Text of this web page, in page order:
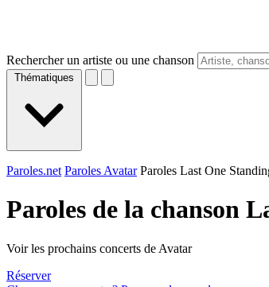
Rechercher un artiste ou une chanson
Thématiques
Paroles.net Paroles Avatar Paroles Last One
Paroles de la chanson
Voir les prochains concerts de Avatar
Réserver